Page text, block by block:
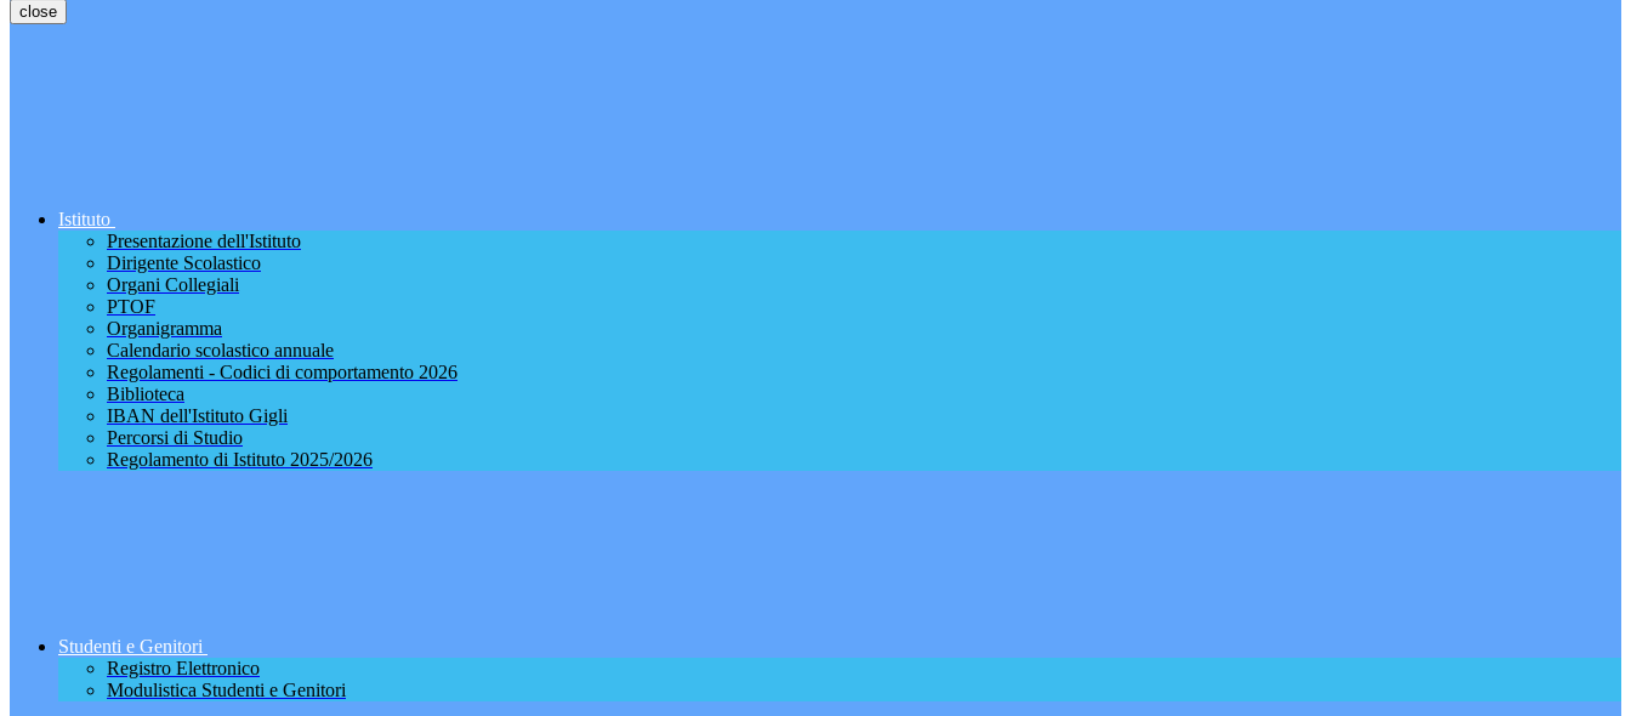
close
Istituto
Presentazione dell'Istituto
Dirigente Scolastico
Organi Collegiali
PTOF
Organigramma
Calendario scolastico annuale
Regolamenti - Codici di comportamento 2026
Biblioteca
IBAN dell'Istituto Gigli
Percorsi di Studio
Regolamento di Istituto 2025/2026
Studenti e Genitori
Registro Elettronico
Modulistica Studenti e Genitori